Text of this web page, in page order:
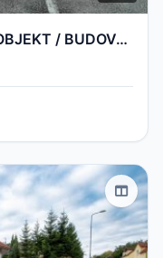
PRENÁJOM - POLYFUNKČNÝ OBJEKT / BUDOVA - NECPALSKÁ CESTA 34 B – PRIEVIDZA